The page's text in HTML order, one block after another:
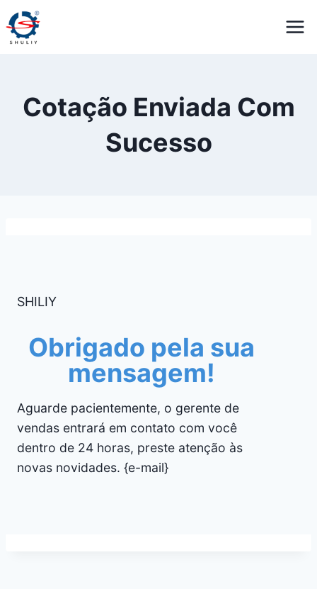
Pular
para
Cotação Enviada Com
Sucesso
SHILIY
Obrigado pela sua
mensagem!
Aguarde pacientemente, o gerente de
vendas entrará em contato com você
dentro de 24 horas, preste atenção às
novas novidades. {e-mail}